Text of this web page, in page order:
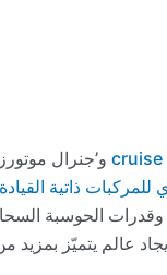
cruise و’جنرال
للمركبات ذاتية
وقدرات الحوسبة
عالم يتميّز بمزيد